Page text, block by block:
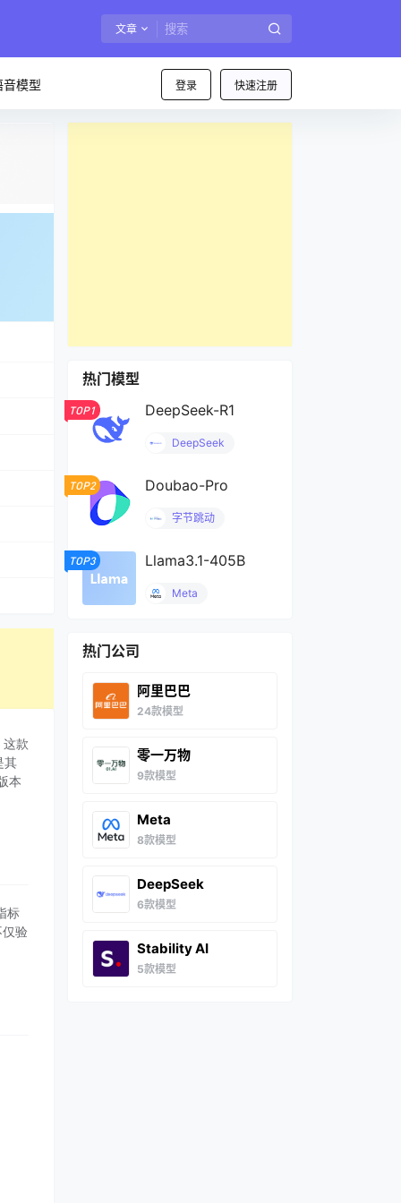
文章
登录 快速注册
音模型
款
其
本
标
验
热门模型
TOP1 DeepSeek-R1
DeepSeek
TOP2 Doubao-Pro
字节跳动
TOP3 Llama3.1-405B
Meta
热门公司
阿里巴巴
24款模型
零一万物
9款模型
Meta
8款模型
DeepSeek
6款模型
Stability AI
5款模型